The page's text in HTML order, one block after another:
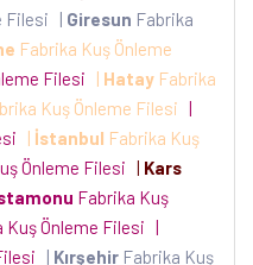
Filesi | Giresun Fabrika
Fabrika Kuş Önleme
Filesi | Hatay Fabrika
Kuş Önleme Filesi |
| İstanbul Fabrika Kuş
Önleme Filesi | Kars
Fabrika Kuş
Kuş Önleme Filesi |
| Kırşehir Fabrika Kuş